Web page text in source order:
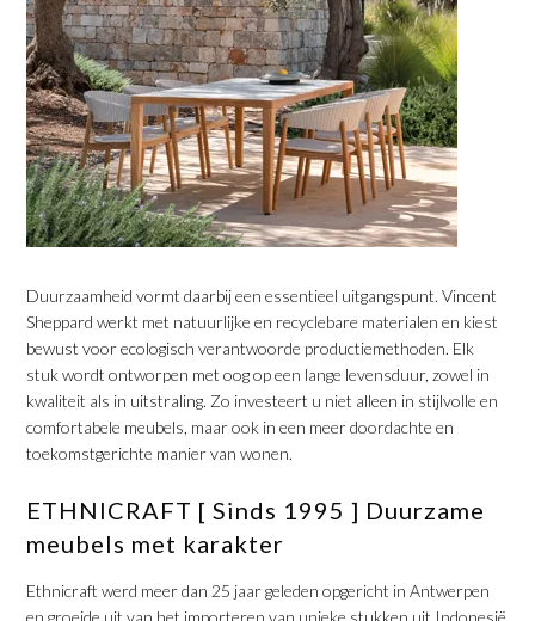
​Duurzaamheid vormt daarbij een essentieel uitgangspunt. Vincent
Sheppard werkt met natuurlijke en recyclebare materialen en kiest
bewust voor ecologisch verantwoorde productiemethoden. Elk
stuk wordt ontworpen met oog op een lange levensduur, zowel in
kwaliteit als in uitstraling. Zo investeert u niet alleen in stijlvolle en
comfortabele meubels, maar ook in een meer doordachte en
toekomstgerichte manier van wonen.
​ETHNICRAFT [ Sinds 1995 ] Duurzame
meubels met karakter
​Ethnicraft werd meer dan 25 jaar geleden opgericht in Antwerpen
en groeide uit van het importeren van unieke stukken uit Indonesië